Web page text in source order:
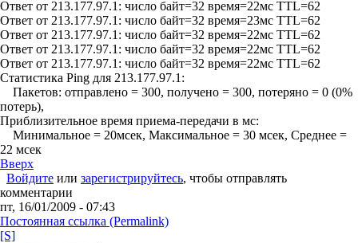
Ответ от 213.177.97.1: число байт=32 время=22мс TTL=62
Ответ от 213.177.97.1: число байт=32 время=23мс TTL=62
Ответ от 213.177.97.1: число байт=32 время=22мс TTL=62
Ответ от 213.177.97.1: число байт=32 время=22мс TTL=62
Ответ от 213.177.97.1: число байт=32 время=22мс TTL=62
Статистика Ping для 213.177.97.1:
Пакетов: отправлено = 300, получено = 300, потеряно = 0 (0%
потерь),
Приблизительное время приема-передачи в мс:
Минимальное = 20мсек, Максимальное = 30 мсек, Среднее =
22 мсек
Вверх
Войдите или зарегистрируйтесь, чтобы отправлять
комментарии
пт, 16/01/2009 - 07:43
Постоянная ссылка (Permalink)
[S]